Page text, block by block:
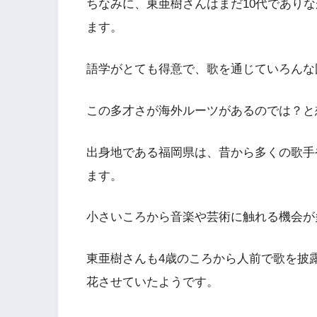
ちなみに、東亜樹さんはまだ10代であり
ます。
語学がとても得意で、歌を通じていろん
この多才さが海外ルーツがあるのでは？
出身地である福岡県は、昔から多くの歌
ます。
小さいころから音楽や芸術に触れる機会
東亜樹さんも4歳のころから人前で歌を披
花させていたようです。